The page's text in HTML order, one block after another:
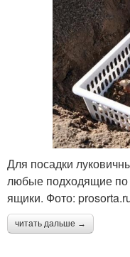
Для посадки
любые подходящие
ящики. Фото:
читать дальше →